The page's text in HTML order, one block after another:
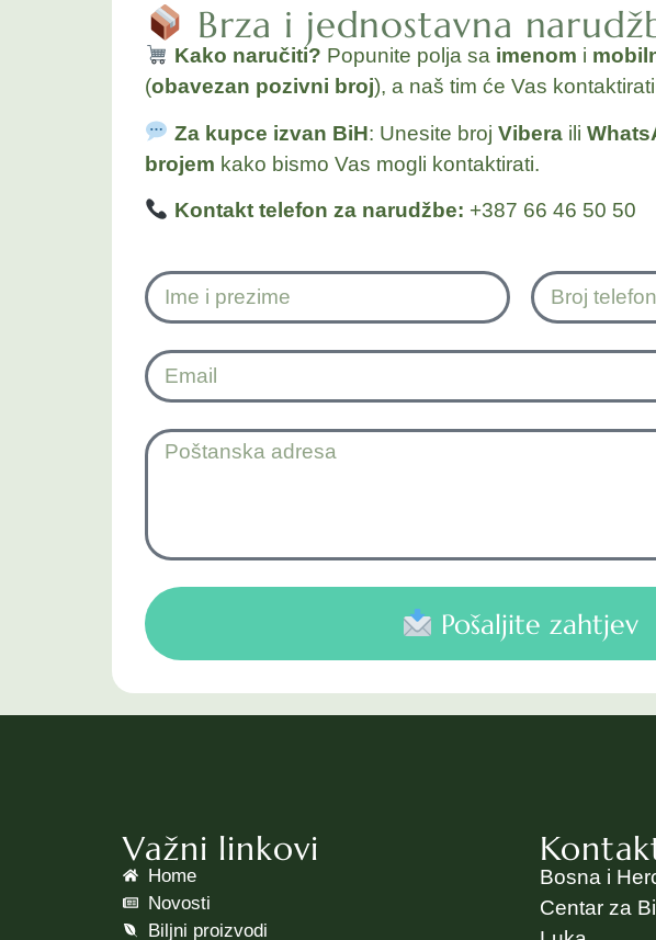
Brza i jednostavna
Kako naručiti? Popunite polja sa imenom i
(obavezan pozivni broj), a naš tim će Vas
Za kupce izvan BiH: Unesite broj Viberaili
brojem kako bismo Vas mogli kontaktirati.
Kontakt telefon za narudžbe: +387 66 46 50 50
Pošaljite zahtjev
Važni linkovi
Home
Novosti
Biljni proizvodi
Bosna i
Centar za